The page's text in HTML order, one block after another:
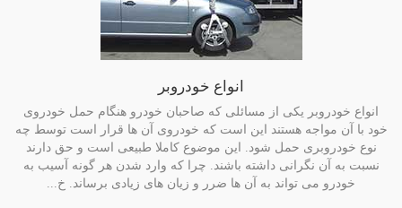
انواع خودروبر
انواع خودروبر یکی از مسائلی که صاحبان خودرو هنگام حمل خودروی
خود با آن مواجه هستند این است که خودروی آن ها قرار است توسط چه
نوع خودروبری حمل شود. این موضوع کاملا طبیعی است و حق دارند
نسبت به آن نگرانی داشته باشند. چرا که وارد شدن هر گونه آسیب به
خودرو می تواند به آن ها ضرر و زیان های زیادی برساند. خ...